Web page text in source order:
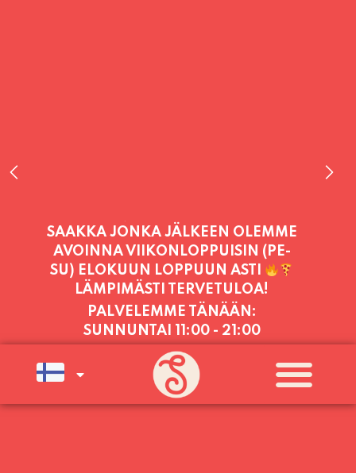
PALVELEMME TÄNÄÄN:
SUNNUNTAI11:00 - 21:00
PALVELEMME PÄIVITTÄIN (MA-SU
KLO 11-21) SUNNUNTAIHIN 16.8.
SAAKKA JONKA JÄLKEEN OLEMME
AVOINNA VIIKONLOPPUISIN (PE-
SU) ELOKUUN LOPPUUN ASTI
LÄMPIMÄSTI TERVETULOA!